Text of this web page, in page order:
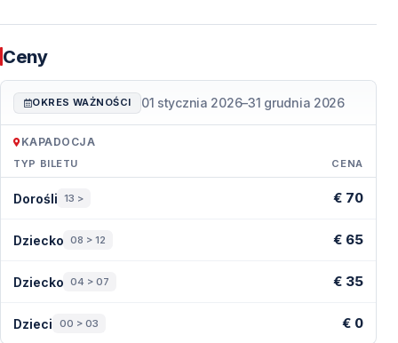
Ceny
OKRES WAŻNOŚCI 01 stycznia 2026–31 grudnia 2026
KAPADOCJA
TYP BILETU CENA
Dorośli 13 > € 70
Dziecko 08 > 12 € 65
Dziecko 04 > 07 € 35
Dzieci 00 > 03 € 0